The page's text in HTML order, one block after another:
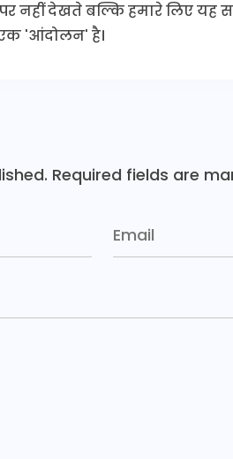
नहीं देखते बल्कि हमारे लिए यह
'आंदोलन' है।
Required fields are